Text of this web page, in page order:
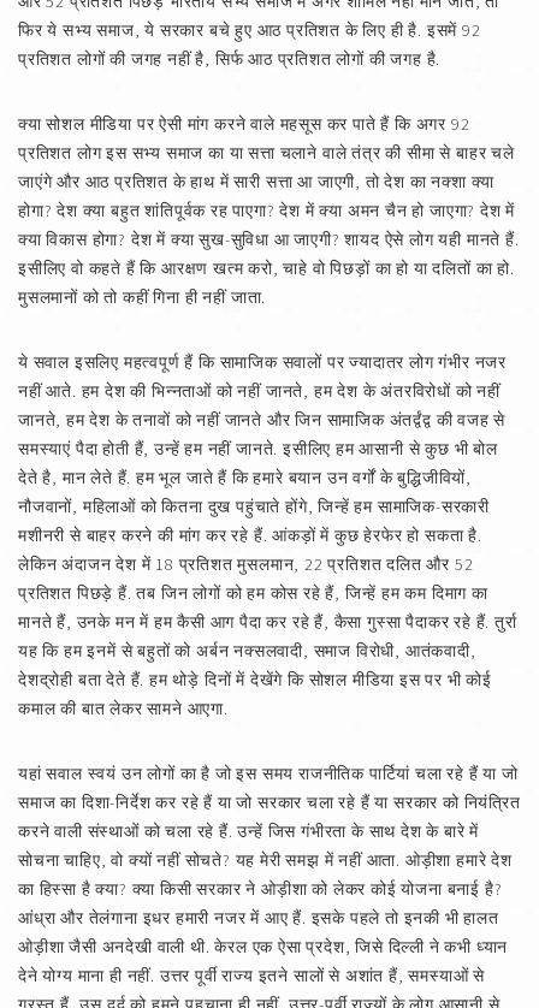
फिर ये सभ्य समाज, ये सरकार बचे हुए आठ प्रतिशत के लिए ही है. इसमें 92
प्रतिशत लोगों की जगह नहीं है, सिर्फ आठ प्रतिशत लोगों की जगह है.
क्या सोशल मीडिया पर ऐसी मांग करने वाले महसूस कर पाते हैं कि अगर 92
प्रतिशत लोग इस सभ्य समाज का या सत्ता चलाने वाले तंत्र की सीमा से बाहर चले
जाएंगे और आठ प्रतिशत के हाथ में सारी सत्ता आ जाएगी, तो देश का नक्शा क्या
होगा? देश क्या बहुत शांतिपूर्वक रह पाएगा? देश में क्या अमन चैन हो जाएगा? देश में
क्या विकास होगा? देश में क्या सुख-सुविधा आ जाएगी? शायद ऐसे लोग यही मानते हैं.
इसीलिए वो कहते हैं कि आरक्षण खत्म करो, चाहे वो पिछड़ों का हो या दलितों का हो.
मुसलमानों को तो कहीं गिना ही नहीं जाता.
ये सवाल इसलिए महत्वपूर्ण हैं कि सामाजिक सवालों पर ज्यादातर लोग गंभीर नजर
नहीं आते. हम देश की भिन्नताओं को नहीं जानते, हम देश के अंतरविरोधों को नहीं
जानते, हम देश के तनावों को नहीं जानते और जिन सामाजिक अंतर्द्वंद्व की वजह से
समस्याएं पैदा होती हैं, उन्हें हम नहीं जानते. इसीलिए हम आसानी से कुछ भी बोल
देते है, मान लेते हैं. हम भूल जाते हैं कि हमारे बयान उन वर्गों के बुद्धिजीवियों,
नौजवानों, महिलाओं को कितना दुख पहुंचाते होंगे, जिन्हें हम सामाजिक-सरकारी
मशीनरी से बाहर करने की मांग कर रहे हैं. आंकड़ों में कुछ हेरफेर हो सकता है.
लेकिन अंदाजन देश में 18 प्रतिशत मुसलमान, 22 प्रतिशत दलित और 52
प्रतिशत पिछड़े हैं. तब जिन लोगों को हम कोस रहे हैं, जिन्हें हम कम दिमाग का
मानते हैं, उनके मन में हम कैसी आग पैदा कर रहे हैं, कैसा गुस्सा पैदाकर रहे हैं. तुर्रा
यह कि हम इनमें से बहुतों को अर्बन नक्सलवादी, समाज विरोधी, आतंकवादी,
देशद्रोही बता देते हैं. हम थोड़े दिनों में देखेंगे कि सोशल मीडिया इस पर भी कोई
कमाल की बात लेकर सामने आएगा.
यहां सवाल स्वयं उन लोगों का है जो इस समय राजनीतिक पार्टियां चला रहे हैं या जो
समाज का दिशा-निर्देश कर रहे हैं या जो सरकार चला रहे हैं या सरकार को नियंत्रित
करने वाली संस्थाओं को चला रहे हैं. उन्हें जिस गंभीरता के साथ देश के बारे में
सोचना चाहिए, वो क्यों नहीं सोचते? यह मेरी समझ में नहीं आता. ओड़ीशा हमारे देश
का हिस्सा है क्या? क्या किसी सरकार ने ओड़ीशा को लेकर कोई योजना बनाई है?
आंध्रा और तेलंगाना इधर हमारी नजर में आए हैं. इसके पहले तो इनकी भी हालत
ओड़ीशा जैसी अनदेखी वाली थी. केरल एक ऐसा प्रदेश, जिसे दिल्ली ने कभी ध्यान
देने योग्य माना ही नहीं. उत्तर पूर्वी राज्य इतने सालों से अशांत हैं, समस्याओं से